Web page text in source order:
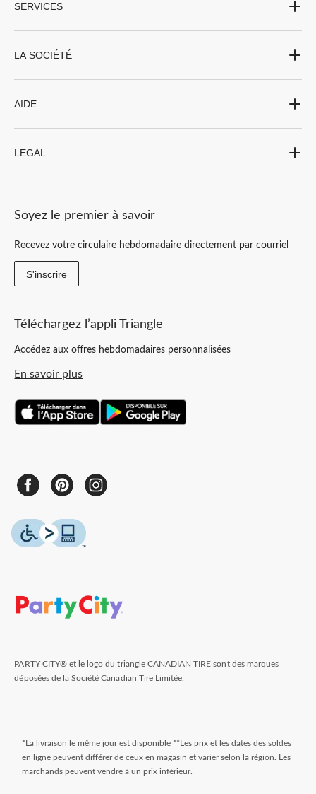
SERVICES
LA SOCIÉTÉ
AIDE
LEGAL
Soyez le premier à savoir
Recevez votre circulaire hebdomadaire directement par courriel
S'inscrire
Téléchargez l’appli Triangle
Accédez aux offres hebdomadaires personnalisées
En savoir plus
PARTY CITY® et le logo du triangle CANADIAN TIRE sont des marques
déposées de la Société Canadian Tire Limitée.
*La livraison le même jour est disponible **Les prix et les dates des soldes
en ligne peuvent différer de ceux en magasin et varier selon la région. Les
marchands peuvent vendre à un prix inférieur.